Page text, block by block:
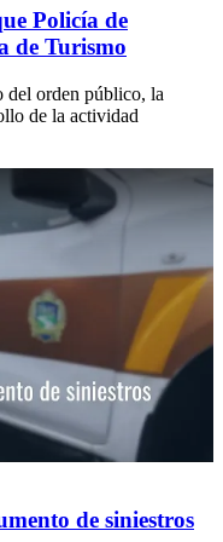
Policía de
de Turismo
del orden público, la
de la actividad
Caminera registró un
de siniestros